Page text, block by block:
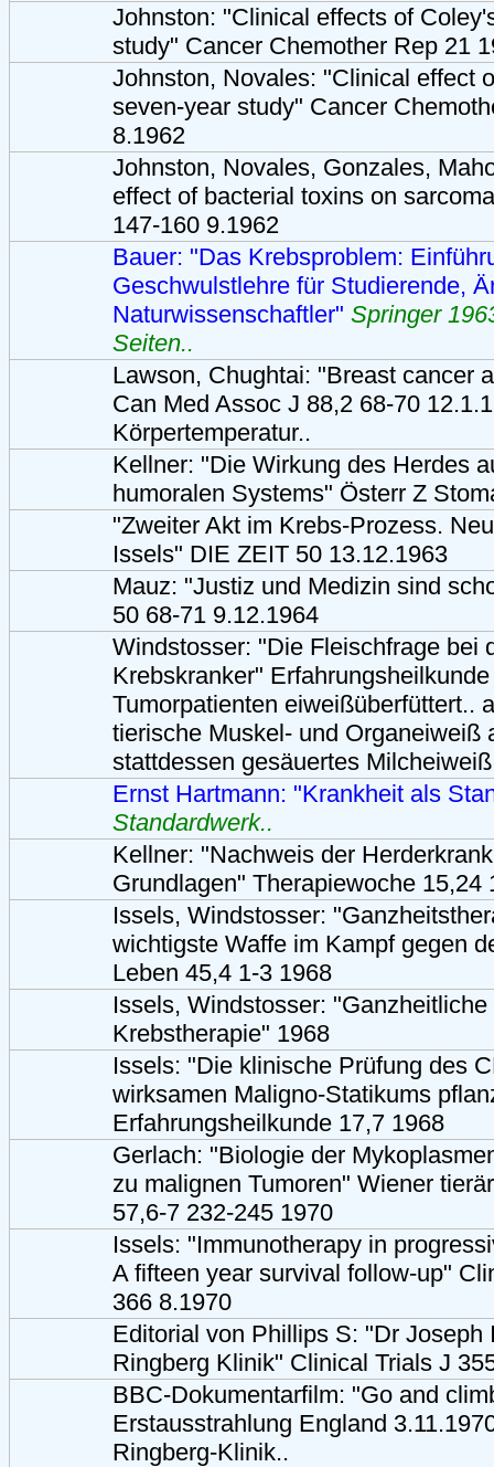
Johnston: "Clinical effects of
study" Cancer Chemother Rep 21
Johnston, Novales: "Clinical effect
seven-year study" Cancer
8.1962
Johnston, Novales, Gonzales,
effect of bacterial toxins on
147-160 9.1962
Bauer: "Das Krebsproblem:
Geschwulstlehre für Studierende,
Naturwissenschaftler" Springer
Seiten..
Lawson, Chughtai: "Breast cancer
Can Med Assoc J 88,2 68-70
Körpertemperatur..
Kellner: "Die Wirkung des Herdes
humoralen Systems" Österr Z
"Zweiter Akt im Krebs-Prozess.
Issels" DIE ZEIT 50 13.12.1963
Mauz: "Justiz und Medizin sind
50 68-71 9.12.1964
Windstosser: "Die Fleischfrage bei
Krebskranker"
Tumorpatienten eiweißüberfüttert..
tierische Muskel- und Organeiweiß
stattdessen gesäuertes
Ernst Hartmann: "Krankheit als
Standardwerk..
Kellner: "Nachweis der
Grundlagen" Therapiewoche 15,24
Issels, Windstosser:
wichtigste Waffe im Kampf gegen
Leben 45,4 1-3 1968
Issels, Windstosser: "Ganzheitliche
Krebstherapie" 1968
Issels: "Die klinische Prüfung des
wirksamen Maligno-Statikums
Erfahrungsheilkunde 17,7 1968
Gerlach: "Biologie der
zu malignen Tumoren" Wiener
57,6-7 232-245 1970
Issels: "Immunotherapy in
A fifteen year survival follow-up"
366 8.1970
Editorial von Phillips S: "Dr Joseph
Ringberg Klinik" Clinical Trials J
BBC-Dokumentarfilm: "Go and
Erstausstrahlung England
Ringberg-Klinik..